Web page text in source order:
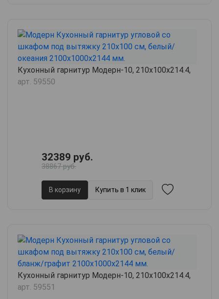
Кухонный гарнитур Модерн-10, 210х100х214.4,
арт. 59550
32389 руб.
38867 руб.
В корзину Купить в 1 клик
Кухонный гарнитур Модерн-10, 210х100х214.4,
арт. 59551